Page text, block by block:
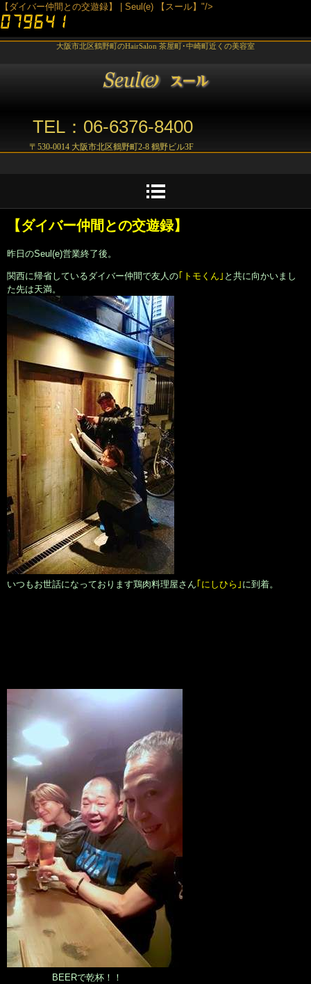
【ダイバー仲間との交遊録】 | Seul(e) 【スール】"/>
大阪市北区鶴野町のHairSalon 茶屋町･中崎町近くの美容室
TEL：06-6376-8400
〒530-0014 大阪市北区鶴野町2-8 鶴野ビル3F
【ダイバー仲間との交遊録】
昨日のSeul(e)営業終了後。
関西に帰省しているダイバー仲間で友人の｢トモくん｣ と共に向かいまし
た先は天満。
いつもお世話になっております鶏肉料理屋さん｢にしひら｣ に到着。
BEERで乾杯！！